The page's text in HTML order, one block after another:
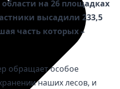
на 26 площадках
высадили 233,5
часть которых –
обращает особое
наших лесов, и